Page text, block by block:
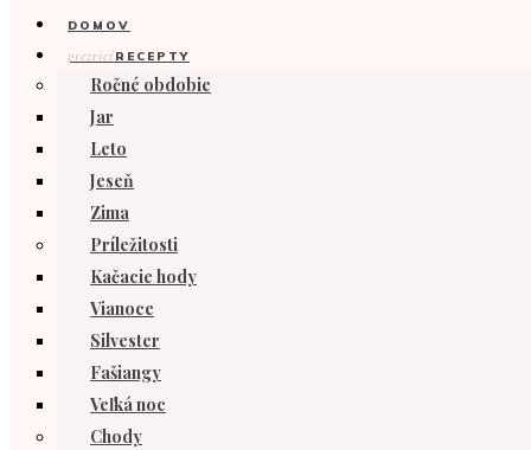
DOMOV
prezrieťRECEPTY
Ročné obdobie
Jar
Leto
Jeseň
Zima
Príležitosti
Kačacie hody
Vianoce
Silvester
Fašiangy
Veľká noc
Chody